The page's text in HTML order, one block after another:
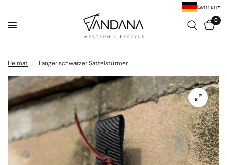
0
Heimat / Langer schwarzer Sattelstürmer
German